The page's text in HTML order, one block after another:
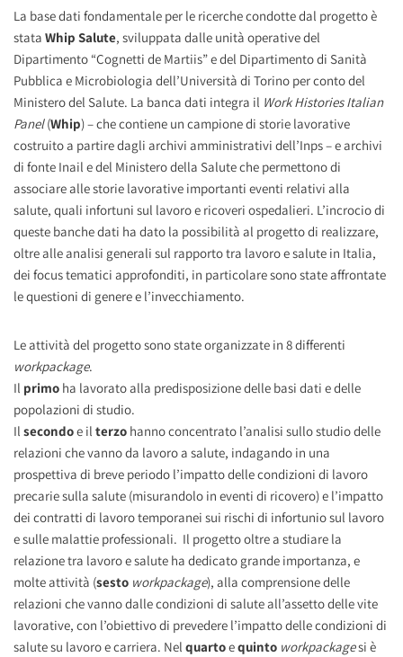
La base dati fondamentale per le ricerche condotte dal progetto è
stata Whip Salute, sviluppata dalle unità operative del
Dipartimento “Cognetti de Martiis” e del Dipartimento di Sanità
Pubblica e Microbiologia dell’Università di Torino per conto del
Ministero del Salute. La banca dati integra il Work Histories Italian
Panel(Whip) – che contiene un campione di storie lavorative
costruito a partire dagli archivi amministrativi dell’Inps – e archivi
di fonte Inail e del Ministero della Salute che permettono di
associare alle storie lavorative importanti eventi relativi alla
salute, quali infortuni sul lavoro e ricoveri ospedalieri. L’incrocio di
queste banche dati ha dato la possibilità al progetto di realizzare,
oltre alle analisi generali sul rapporto tra lavoro e salute in Italia,
dei focus tematici approfonditi, in particolare sono state affrontate
le questioni di genere e l’invecchiamento.
Le attività del progetto sono state organizzate in 8 differenti
workpackage.
Il primo ha lavorato alla predisposizione delle basi dati e delle
popolazioni di studio.
Il secondoe il terzo hanno concentrato l’analisi sullo studio delle
relazioni che vanno da lavoro a salute, indagando in una
prospettiva di breve periodo l’impatto delle condizioni di lavoro
precarie sulla salute (misurandolo in eventi di ricovero) e l’impatto
dei contratti di lavoro temporanei sui rischi di infortunio sul lavoro
e sulle malattie professionali. Il progetto oltre a studiare la
relazione tra lavoro e salute ha dedicato grande importanza, e
molte attività (sesto workpackage), alla comprensione delle
relazioni che vanno dalle condizioni di salute all’assetto delle vite
lavorative, con l’obiettivo di prevedere l’impatto delle condizioni di
salute su lavoro e carriera. Nel quartoequinto workpackagesi è